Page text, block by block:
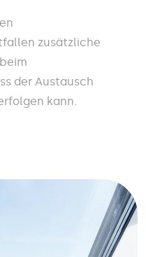
zusätzliche
der Austausch
kann.